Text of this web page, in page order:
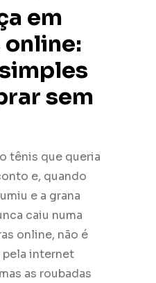
em
sem
tênis que queria
e, quando
e a grana
caiu numa
online, não é
pela internet
as roubadas